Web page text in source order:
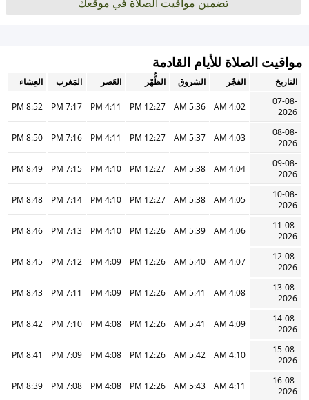
مواقيت الصلاة للأيام القادمة
التاريخ الفجْر الشروق الظُّهْر العَصر المَغرب
العِشاء
07-08-
2026
4:02 AM
5:36 AM
12:27 PM
4:11 PM
7:17 PM
8:52 PM
08-08-
2026
4:03 AM
5:37 AM
12:27 PM
4:11 PM
7:16 PM
8:50 PM
09-08-
2026
4:04 AM
5:38 AM
12:27 PM
4:10 PM
7:15 PM
8:49 PM
10-08-
2026
4:05 AM
5:38 AM
12:27 PM
4:10 PM
7:14 PM
8:48 PM
11-08-
2026
4:06 AM
5:39 AM
12:26 PM
4:10 PM
7:13 PM
8:46 PM
12-08-
2026
4:07 AM
5:40 AM
12:26 PM
4:09 PM
7:12 PM
8:45 PM
13-08-
2026
4:08 AM
5:41 AM
12:26 PM
4:09 PM
7:11 PM
8:43 PM
14-08-
2026
4:09 AM
5:41 AM
12:26 PM
4:08 PM
7:10 PM
8:42 PM
15-08-
2026
4:10 AM
5:42 AM
12:26 PM
4:08 PM
7:09 PM
8:41 PM
16-08-
2026
4:11 AM
5:43 AM
12:26 PM
4:08 PM
7:08 PM
8:39 PM